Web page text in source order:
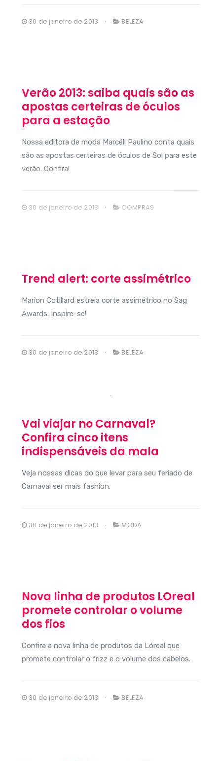
30 de janeiro de 2013 BELEZA
Verão 2013: saiba quais são as
apostas certeiras de óculos
para a estação
Nossa editora de moda Marcéli Paulino conta quais
são as apostas certeiras de óculos de Sol para este
verão. Confira!
30 de janeiro de 2013 COMPRAS
Trend alert: corte assimétrico
Marion Cotillard estreia corte assimétrico no Sag
Awards. Inspire-se!
30 de janeiro de 2013 BELEZA
Vai viajar no Carnaval?
Confira cinco itens
indispensáveis da mala
Veja nossas dicas do que levar para seu feriado de
Carnaval ser mais fashion.
30 de janeiro de 2013 MODA
Nova linha de produtos LOreal
promete controlar o volume
dos fios
Confira a nova linha de produtos da Lóreal que
promete controlar o frizz e o volume dos cabelos.
30 de janeiro de 2013 BELEZA